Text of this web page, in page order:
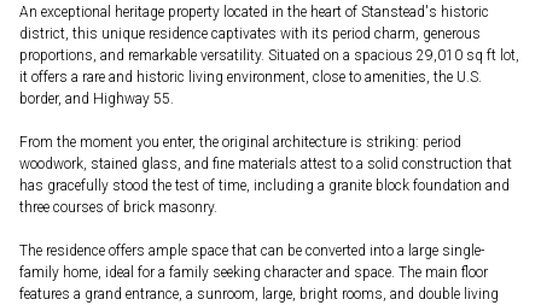
An exceptional heritage property located in the heart of Stanstead's historic
district, this unique residence captivates with its period charm, generous
proportions, and remarkable versatility. Situated on a spacious 29,010 sq ft lot,
it offers a rare and historic living environment, close to amenities, the U.S.
border, and Highway 55.
From the moment you enter, the original architecture is striking: period
woodwork, stained glass, and fine materials attest to a solid construction that
has gracefully stood the test of time, including a granite block foundation and
three courses of brick masonry.
The residence offers ample space that can be converted into a large single-
family home, ideal for a family seeking character and space. The main floor
features a grand entrance, a sunroom, large, bright rooms, and double living